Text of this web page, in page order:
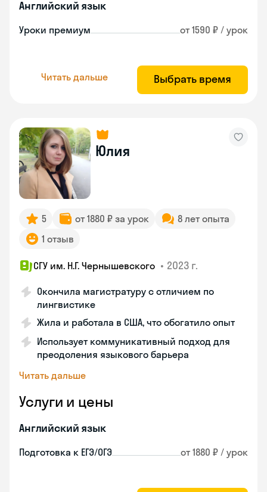
Английский язык
Уроки премиум от 1590 ₽ / урок
Читать дальше Выбрать время
Юлия
5 от 1880 ₽ за урок
8 лет опыта
1 отзыв
СГУ им. Н.Г. Чернышевского • 2023 г.
Окончила магистратуру с отличием по
лингвистике
Жила и работала в США, что обогатило опыт
Использует коммуникативный подход для
преодоления языкового барьера
Читать дальше
Услуги и цены
Английский язык
Подготовка к ЕГЭ/ОГЭ от 1880 ₽ / урок